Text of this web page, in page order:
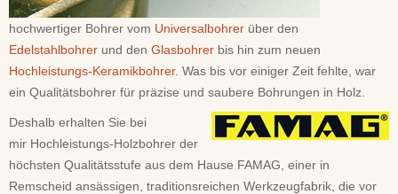
hochwertiger Bohrer vom Universalbohrer über den
Edelstahlbohrer und den Glasbohrer bis hin zum neuen
Hochleistungs-Keramikbohrer. Was bis vor einiger Zeit fehlte, war
ein Qualitätsbohrer für präzise und saubere Bohrungen in Holz.
Deshalb erhalten Sie bei
mir Hochleistungs-Holzbohrer der
höchsten Qualitätsstufe aus dem Hause FAMAG, einer in
Remscheid ansässigen, traditionsreichen Werkzeugfabrik, die vor